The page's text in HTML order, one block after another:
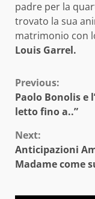
padre per la
trovato la sua
matrimonio con
Louis Garrel.
Continue
Reading
Previous:
Paolo Bonolis e
letto fino a..”
Next:
Anticipazioni
Madame come